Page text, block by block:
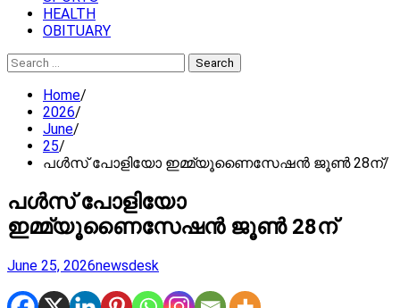
HEALTH
OBITUARY
Search
for:
Home
2026
June
25
പള്‍സ് പോളിയോ ഇമ്മ്യൂണൈസേഷന്‍ ജൂണ്‍ 28ന്
പള്‍സ് പോളിയോ
ഇമ്മ്യൂണൈസേഷന്‍ ജൂണ്‍ 28ന്
June 25, 2026newsdesk